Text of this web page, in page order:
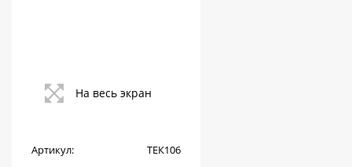
На весь экран
Артикул: ТЕК106